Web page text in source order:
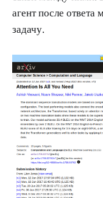
агент после
задачу.